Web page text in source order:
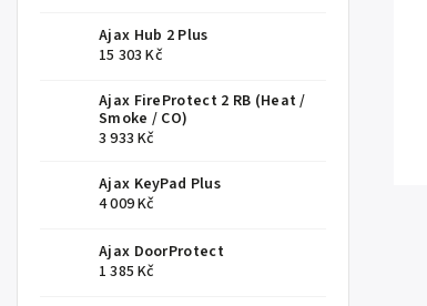
Ajax Hub 2 Plus
15 303 Kč
Ajax FireProtect 2 RB (Heat /
Smoke / CO)
3 933 Kč
Ajax KeyPad Plus
4 009 Kč
Ajax DoorProtect
1 385 Kč